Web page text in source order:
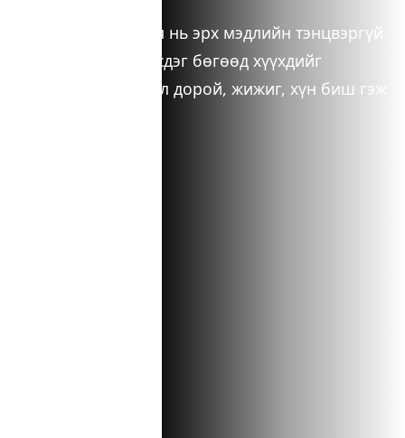
Хүчирхийлэл нь эрх мэдлийн тэнцвэргүй
байдлаас үүсдэг бөгөөд хүүхдийг
өөрөөсөө сул дорой, жижиг, хүн биш гэж